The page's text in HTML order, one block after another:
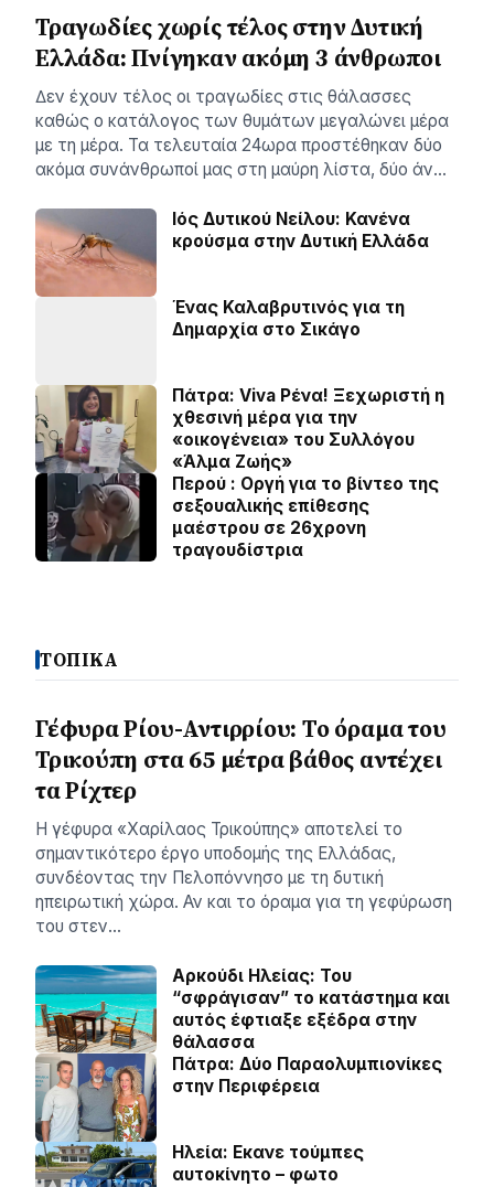
Τραγωδίες χωρίς τέλος στην Δυτική
Ελλάδα: Πνίγηκαν ακόμη 3 άνθρωποι
∆εν έχουν τέλος οι τραγωδίες στις θάλασσες
καθώς ο κατάλογος των θυµάτων µεγαλώνει µέρα
µε τη µέρα. Τα τελευταία 24ωρα προστέθηκαν δύο
ακόµα συνάνθρωποί µας στη µαύρη λίστα, δύο άν…
Ιός Δυτικού Νείλου: Κανένα
κρούσμα στην Δυτική Ελλάδα
Ένας Καλαβρυτινός για τη
Δημαρχία στο Σικάγο
Πάτρα: Viva Ρένα! Ξεχωριστή η
χθεσινή μέρα για την
«οικογένεια» του Συλλόγου
«Άλμα Ζωής»
Περού : Οργή για το βίντεο της
σεξουαλικής επίθεσης
μαέστρου σε 26χρονη
τραγουδίστρια
ΤΟΠΙΚΑ
Γέφυρα Ρίου-Αντιρρίου: Το όραμα του
Τρικούπη στα 65 μέτρα βάθος αντέχει
τα Ρίχτερ
Η γέφυρα «Χαρίλαος Τρικούπης» αποτελεί το
σημαντικότερο έργο υποδομής της Ελλάδας,
συνδέοντας την Πελοπόννησο με τη δυτική
ηπειρωτική χώρα. Αν και το όραμα για τη γεφύρωση
του στεν…
Αρκούδι Ηλείας: Του
“σφράγισαν” το κατάστημα και
αυτός έφτιαξε εξέδρα στην
θάλασσα
Πάτρα: Δύο Παραολυμπιονίκες
στην Περιφέρεια
Ηλεία: Εκανε τούμπες
αυτοκίνητο – φωτο